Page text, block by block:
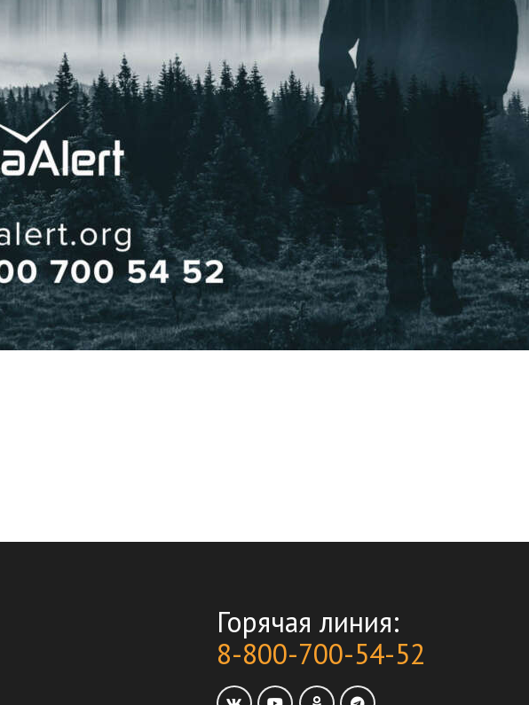
Горячая линия:
8-800-700-54-52